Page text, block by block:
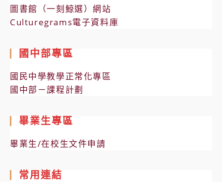
圖書館（一刻鯨選）網站
Culturegrams電子資料庫
國中部專區
國民中學教學正常化專區
國中部－課程計劃
畢業生專區
畢業生/在校生文件申請
常用連結